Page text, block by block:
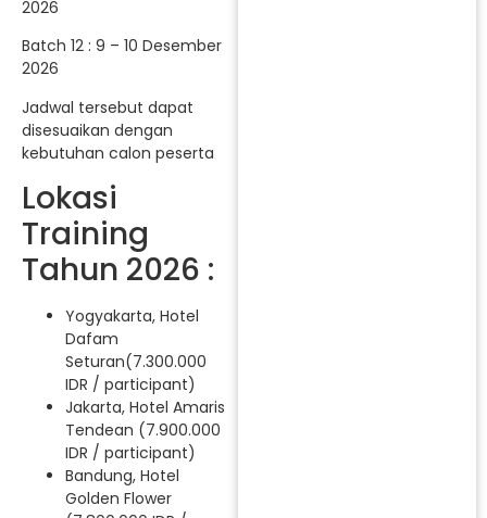
2026
Batch 12 : 9 – 10 Desember
2026
Jadwal tersebut dapat
disesuaikan dengan
kebutuhan calon peserta
Lokasi
Training
Tahun 2026 :
Yogyakarta, Hotel
Dafam
Seturan(7.300.000
IDR / participant)
Jakarta, Hotel Amaris
Tendean (7.900.000
IDR / participant)
Bandung, Hotel
Golden Flower